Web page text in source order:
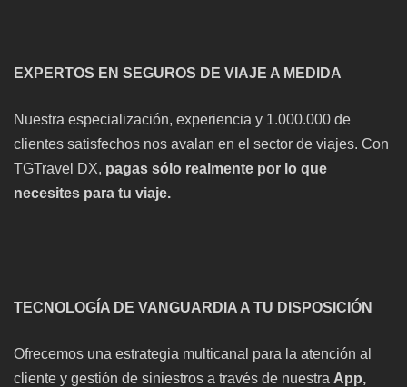
EXPERTOS EN SEGUROS DE VIAJE A MEDIDA
Nuestra especialización, experiencia y 1.000.000 de
clientes satisfechos nos avalan en el sector de viajes. Con
TGTravel DX, pagas sólo realmente por lo que
necesites para tu viaje.
TECNOLOGÍA DE VANGUARDIA A TU DISPOSICIÓN
Ofrecemos una estrategia multicanal para la atención al
cliente y gestión de siniestros a través de nuestra App,